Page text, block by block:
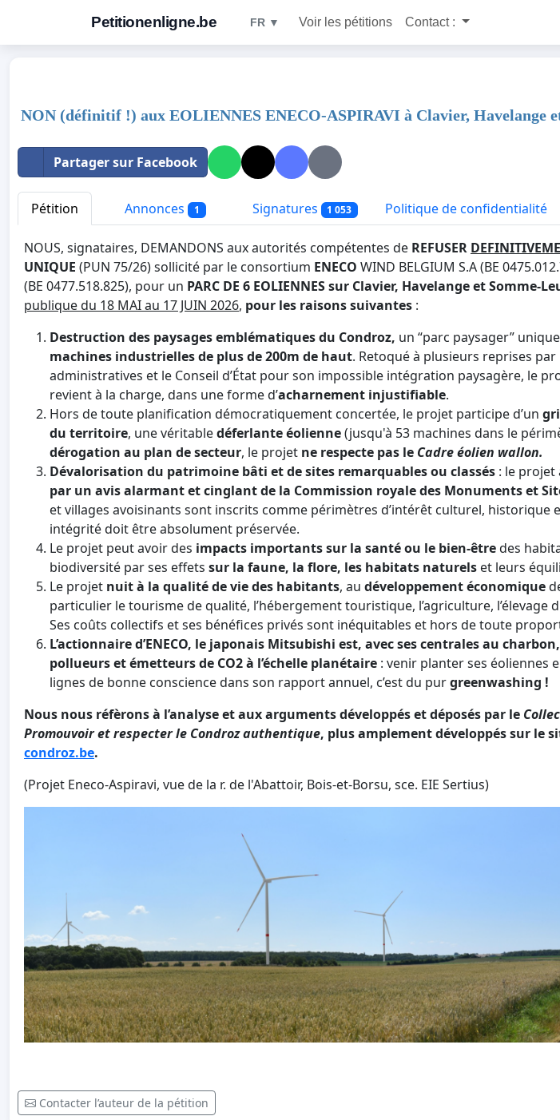
Petitionenligne.be FR ▼ Voir les pétitions Contact :
NON (définitif !) aux EOLIENNES ENECO-ASPIRAVI à Clavier, Havelange
Partager sur Facebook
Pétition Annonces 1 Signatures 1 053 Politique de confidentialité
NOUS, signataires, DEMANDONS aux autorités compétentes de REFUSER
UNIQUE (PUN 75/26) sollicité par le consortium ENECO WIND BELGIUM S.A (BE
(BE 0477.518.825), pour un PARC DE 6 EOLIENNES sur Clavier, Havelange et Somme-
publique du 18 MAI au 17 JUIN 2026, pour les raisons suivantes :
Destruction des paysages emblématiques du Condroz, un “parc paysager”
machines industrielles de plus de 200m de haut. Retoqué à plusieurs reprises
administratives et le Conseil d’État pour son impossible intégration paysagère, le
revient à la charge, dans une forme d’acharnement injustifiable.
Hors de toute planification démocratiquement concertée, le projet participe d’un
du territoire, une véritabledéferlante éolienne(jusqu'à 53 machines dans le
dérogation au plan de secteur, le projet ne respecte pas le Cadre éolien wallon.
Dévalorisation du patrimoine bâti et de sites remarquables ou classés : le projet
par un avis alarmant et cinglant de la Commission royale des Monuments et
et villages avoisinants sont inscrits comme périmètres d’intérêt culturel, historique
intégrité doit être absolument préservée.
Le projet peut avoir des impacts importants sur la santé ou le bien-êtredes
biodiversité par ses effets sur la faune, la flore, les habitats naturels et leurs
Le projet nuit à la qualité de vie des habitants, au développement économique
particulier le tourisme de qualité, l’hébergement touristique, l’agriculture, l’élevage
Ses coûts collectifs et ses bénéfices privés sont inéquitables et hors de toute
L’actionnaire d’ENECO, le japonais Mitsubishi est, avec ses centrales au
pollueurs et émetteurs de CO2 à l’échelle planétaire : venir planter ses éoliennes
lignes de bonne conscience dans son rapport annuel, c’est du purgreenwashing !
Nous nous réfèrons à l’analyse et aux arguments développés et déposés par le
Promouvoir et respecter le Condroz authentique, plus amplement développés sur le
condroz.be.
(Projet Eneco-Aspiravi, vue de la r. de l'Abattoir, Bois-et-Borsu, sce. EIE Sertius)
Contacter l’auteur de la pétition